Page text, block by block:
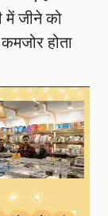
में जीने को
होता